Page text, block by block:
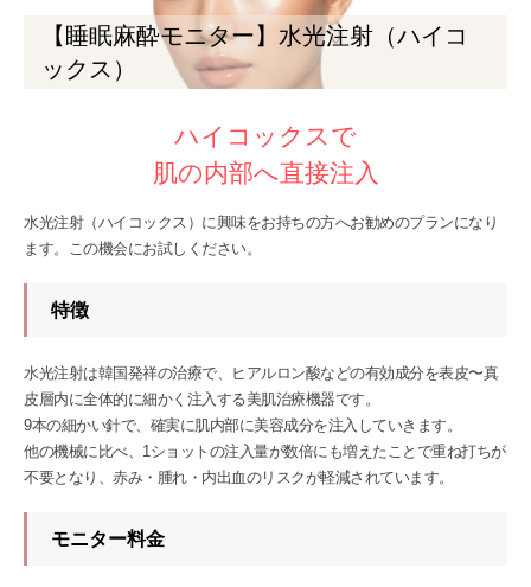
【睡眠麻酔モニター】水光注射（ハイコ
ックス）
ハイコックスで
肌の内部へ直接注入
水光注射（ハイコックス）に興味をお持ちの方へお勧めのプランになり
ます。この機会にお試しください。
特徴
水光注射は韓国発祥の治療で、ヒアルロン酸などの有効成分を表皮〜真
皮層内に全体的に細かく注入する美肌治療機器です。
9本の細かい針で、確実に肌内部に美容成分を注入していきます。
他の機械に比べ、1ショットの注入量が数倍にも増えたことで重ね打ちが
不要となり、赤み・腫れ・内出血のリスクが軽減されています。
モニター料金